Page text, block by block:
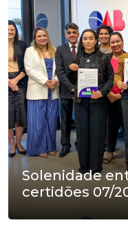
Solenidade
certidões 07/